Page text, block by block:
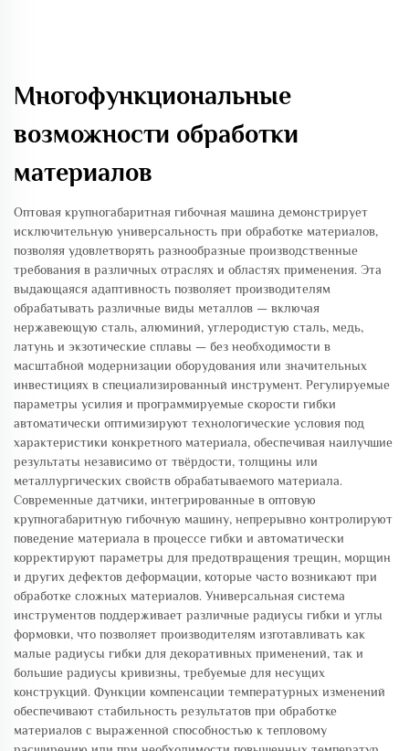
Многофункциональные
возможности обработки
материалов
Оптовая крупногабаритная гибочная машина демонстрирует
исключительную универсальность при обработке материалов,
позволяя удовлетворять разнообразные производственные
требования в различных отраслях и областях применения. Эта
выдающаяся адаптивность позволяет производителям
обрабатывать различные виды металлов — включая
нержавеющую сталь, алюминий, углеродистую сталь, медь,
латунь и экзотические сплавы — без необходимости в
масштабной модернизации оборудования или значительных
инвестициях в специализированный инструмент. Регулируемые
параметры усилия и программируемые скорости гибки
автоматически оптимизируют технологические условия под
характеристики конкретного материала, обеспечивая наилучшие
результаты независимо от твёрдости, толщины или
металлургических свойств обрабатываемого материала.
Современные датчики, интегрированные в оптовую
крупногабаритную гибочную машину, непрерывно контролируют
поведение материала в процессе гибки и автоматически
корректируют параметры для предотвращения трещин, морщин
и других дефектов деформации, которые часто возникают при
обработке сложных материалов. Универсальная система
инструментов поддерживает различные радиусы гибки и углы
формовки, что позволяет производителям изготавливать как
малые радиусы гибки для декоративных применений, так и
большие радиусы кривизны, требуемые для несущих
конструкций. Функции компенсации температурных изменений
обеспечивают стабильность результатов при обработке
материалов с выраженной способностью к тепловому